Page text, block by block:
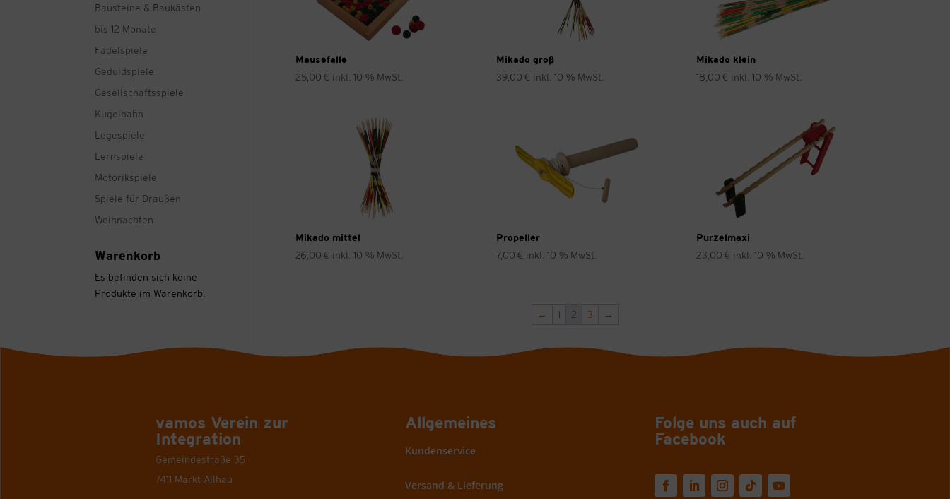
Mausefalle
25,00 € inkl. 10 % MwSt.
Mikado groß
39,00 € inkl. 10 % MwSt.
Mikado klein
18,00 € inkl. 10 % MwSt.
Mikado mittel
26,00 € inkl. 10 % MwSt.
Propeller
7,00 € inkl. 10 % MwSt.
Purzelmaxi
23,00 € inkl. 10 % MwSt.
← 1 2 3 →
Bausteine & Baukästen
bis 12 Monate
Fädelspiele
Geduldspiele
Gesellschaftsspiele
Kugelbahn
Legespiele
Lernspiele
Motorikspiele
Spiele für Draußen
Weihnachten
Warenkorb
Es befinden sich keine
Produkte im Warenkorb.
vamos Verein zur
Integration
Gemeindestraße 35
7411 Markt Allhau
Allgemeines
Kundenservice
Versand & Lieferung
Folge uns auch auf
Facebook